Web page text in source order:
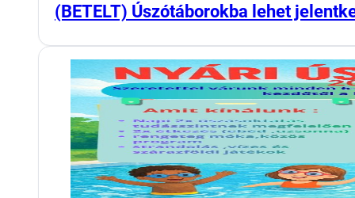
(BETELT) Úszótáborokba lehet